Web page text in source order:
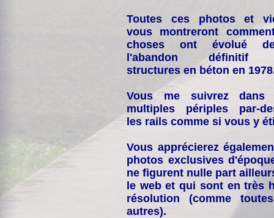
Toutes ces photos et
vous montreront
choses ont évolué
l'abandon définitif
structures en béton en
Vous me suivrez dans
multiples périples par-
les rails comme si vous y
Vous apprécierez
photos exclusives
ne figurent nulle part
le web et qui sont en très
résolution (comme
autres).